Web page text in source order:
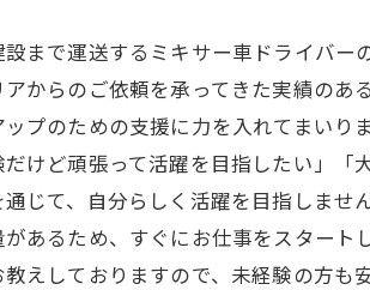
まで運送するミキサー車ドライバ
からのご依頼を承ってきた実績の
プのための支援に力を入れてまい
けど頑張って活躍を目指したい」
じて、自分らしく活躍を目指しません
あるため、すぐにお仕事をスター
えしておりますので、未経験の方